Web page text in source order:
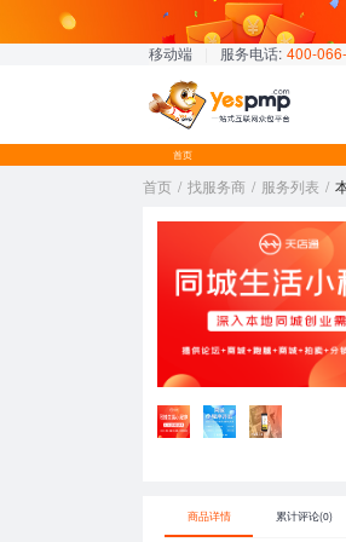
移动端 服务电话:400-
首页
首页 / 找服务商 / 服务列表 /
商品详情 累计评论(0)